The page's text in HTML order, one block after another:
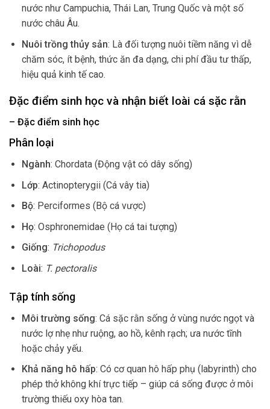
nước như Campuchia, Thái Lan, Trung Quốc và một số
nước châu Âu.
Nuôi trồng thủy sản: Là đối tượng nuôi tiềm năng vì dễ
chăm sóc, ít bệnh, thức ăn đa dạng, chi phí đầu tư thấp,
hiệu quả kinh tế cao.
Đặc điểm sinh học và nhận biết loài cá sặc rằn
– Đặc điểm sinh học
Phân loại
Ngành: Chordata (Động vật có dây sống)
Lớp: Actinopterygii (Cá vây tia)
Bộ: Perciformes (Bộ cá vược)
Họ: Osphronemidae (Họ cá tai tượng)
Giống: Trichopodus
Loài: T. pectoralis
Tập tính sống
Môi trường sống: Cá sặc rằn sống ở vùng nước ngọt và
nước lợ nhẹ như ruộng, ao hồ, kênh rạch; ưa nước tĩnh
hoặc chảy yếu.
Khả năng hô hấp: Có cơ quan hô hấp phụ (labyrinth) cho
phép thở không khí trực tiếp – giúp cá sống được ở môi
trường thiếu oxy hòa tan.